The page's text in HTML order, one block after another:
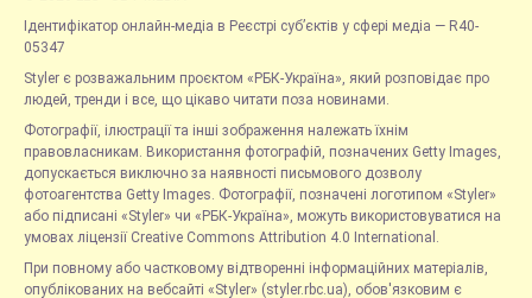
Ідентифікатор онлайн-медіа в Реєстрі суб’єктів у сфері медіа — R40-
05347
Styler є розважальним проєктом «РБК-Україна», який розповідає про
людей, тренди і все, що цікаво читати поза новинами.
Фотографії, ілюстрації та інші зображення належать їхнім
правовласникам. Використання фотографій, позначених Getty Images,
допускається виключно за наявності письмового дозволу
фотоагентства Getty Images. Фотографії, позначені логотипом «Styler»
або підписані «Styler» чи «РБК-Україна», можуть використовуватися на
умовах ліцензії Creative Commons Attribution 4.0 International.
При повному або частковому відтворенні інформаційних матеріалів,
опублікованих на вебсайті «Styler» (styler.rbc.ua), обов'язковим є